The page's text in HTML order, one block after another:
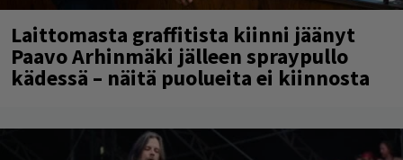
Laittomasta graffitista kiinni jäänyt
Paavo Arhinmäki jälleen spraypullo
kädessä – näitä puolueita ei kiinnosta